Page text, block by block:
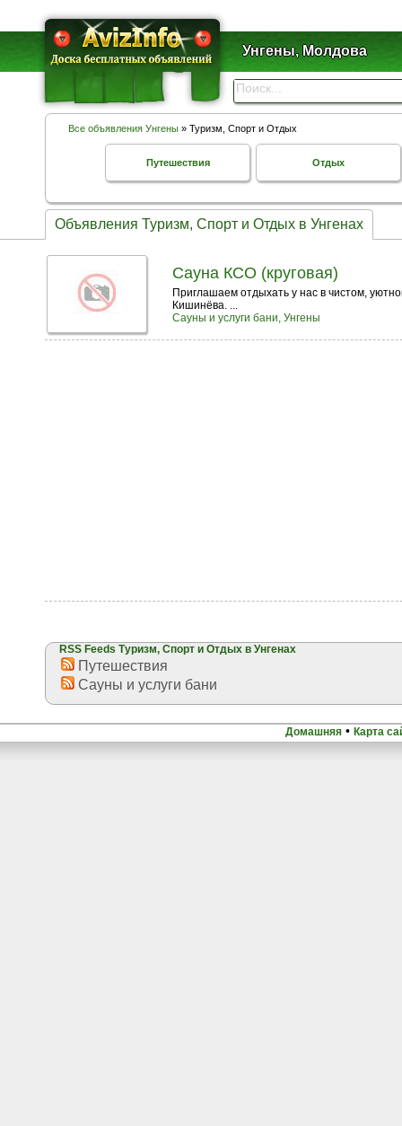
Унгены, Молдова
Все объявления Унгены » Туризм, Спорт и Отдых
Путешествия Отдых
Объявления Туризм, Спорт и Отдых в Унгенах
Сауна КСО (круговая)
Приглашаем отдыхать у нас в чистом,
Кишинёва. ...
Сауны и услуги бани, Унгены
RSS Feeds Туризм, Спорт и Отдых в Унгенах
Путешествия
Сауны и услуги бани
Домашняя • Карта